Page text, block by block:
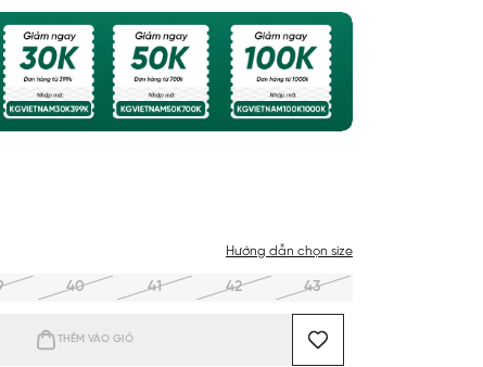
Hướng dẫn chọn size
40 41 42 43
THÊM VÀO GIỎ